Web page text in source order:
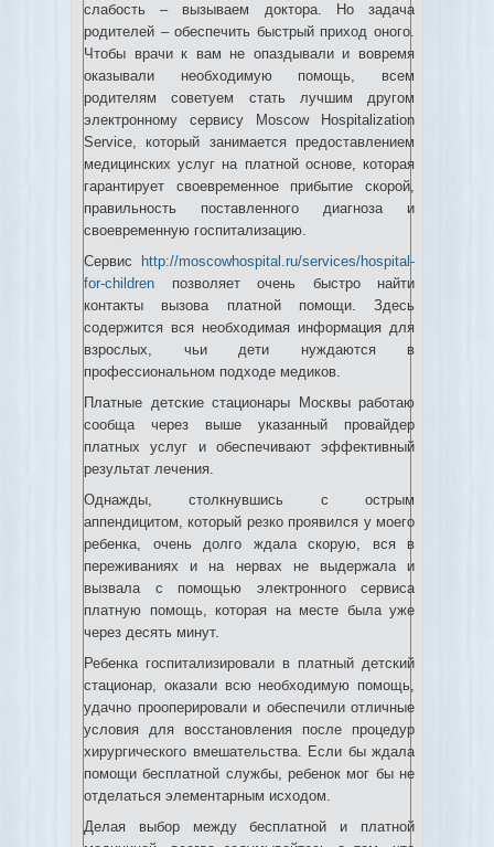
слабость – вызываем доктора. Но задача
родителей – обеспечить быстрый приход оного.
Чтобы врачи к вам не опаздывали и вовремя
оказывали необходимую помощь, всем
родителям советуем стать лучшим другом
электронному сервису Moscow Hospitalization
Service, который занимается предоставлением
медицинских услуг на платной основе, которая
гарантирует своевременное прибытие скорой,
правильность поставленного диагноза и
своевременную госпитализацию.
Сервис
http://moscowhospital.ru/services/hospital-
for-children позволяет очень быстро найти
контакты вызова платной помощи. Здесь
содержится вся необходимая информация для
взрослых, чьи дети нуждаются в
профессиональном подходе медиков.
Платные детские стационары Москвы работаю
сообща через выше указанный провайдер
платных услуг и обеспечивают эффективный
результат лечения.
Однажды, столкнувшись с острым
аппендицитом, который резко проявился у моего
ребенка, очень долго ждала скорую, вся в
переживаниях и на нервах не выдержала и
вызвала с помощью электронного сервиса
платную помощь, которая на месте была уже
через десять минут.
Ребенка госпитализировали в платный детский
стационар, оказали всю необходимую помощь,
удачно прооперировали и обеспечили отличные
условия для восстановления после процедур
хирургического вмешательства. Если бы ждала
помощи бесплатной службы, ребенок мог бы не
отделаться элементарным исходом.
Делая выбор между бесплатной и платной